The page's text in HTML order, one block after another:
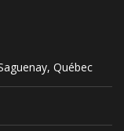
Québec